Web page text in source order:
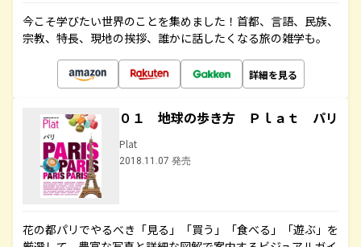
今こそ学びたい世界のことを集めました！首都、言語、民族、
宗教、特長、現地の挨拶、誰かに話したくなる旅の雑学も。
詳細を見る
０１ 地球の歩き方 Ｐｌａｔ パリ
Plat
2018.11.07 発売
花の都パリでやるべき「見る」「買う」「食べる」「遊ぶ」を